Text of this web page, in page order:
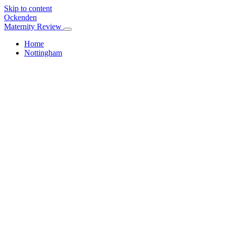
Skip to content
Ockenden
Maternity Review
Home
Nottingham